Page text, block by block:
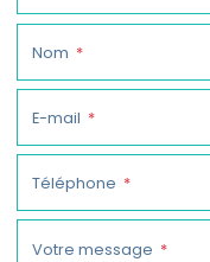
Nom
E-mail
Téléphone
Votre message